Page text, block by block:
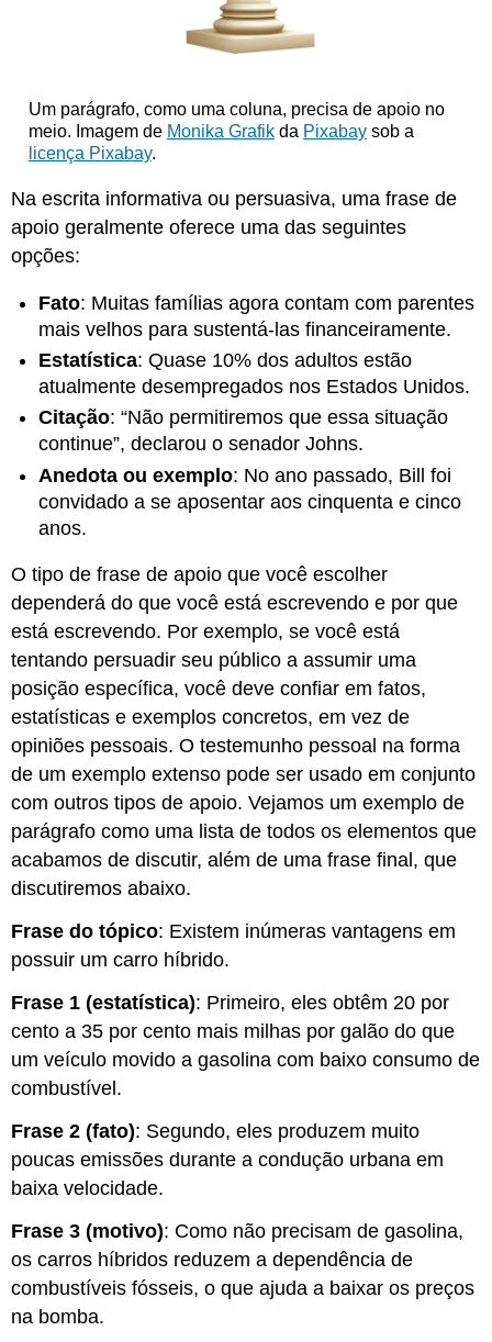
Um parágrafo, como uma coluna, precisa de apoio no
meio. Imagem de Monika Grafikda Pixabaysob a
licença Pixabay.
Na escrita informativa ou persuasiva, uma frase de
apoio geralmente oferece uma das seguintes
opções:
Fato: Muitas famílias agora contam com parentes
mais velhos para sustentá-las financeiramente.
Estatística: Quase 10% dos adultos estão
atualmente desempregados nos Estados Unidos.
Citação: “Não permitiremos que essa situação
continue”, declarou o senador Johns.
Anedota ou exemplo: No ano passado, Bill foi
convidado a se aposentar aos cinquenta e cinco
anos.
O tipo de frase de apoio que você escolher
dependerá do que você está escrevendo e por que
está escrevendo. Por exemplo, se você está
tentando persuadir seu público a assumir uma
posição específica, você deve confiar em fatos,
estatísticas e exemplos concretos, em vez de
opiniões pessoais. O testemunho pessoal na forma
de um exemplo extenso pode ser usado em conjunto
com outros tipos de apoio. Vejamos um exemplo de
parágrafo como uma lista de todos os elementos que
acabamos de discutir, além de uma frase final, que
discutiremos abaixo.
Frase do tópico: Existem inúmeras vantagens em
possuir um carro híbrido.
Frase 1 (estatística): Primeiro, eles obtêm 20 por
cento a 35 por cento mais milhas por galão do que
um veículo movido a gasolina com baixo consumo de
combustível.
Frase 2 (fato): Segundo, eles produzem muito
poucas emissões durante a condução urbana em
baixa velocidade.
Frase 3 (motivo): Como não precisam de gasolina,
os carros híbridos reduzem a dependência de
combustíveis fósseis, o que ajuda a baixar os preços
na bomba.